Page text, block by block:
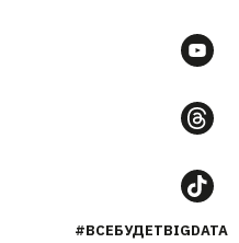
#ВСЕБУДЕТBIGDATA